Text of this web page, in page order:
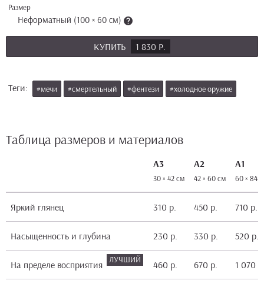
Размер
Неформатный (100 × 60 см)
КУПИТЬ 1 830 Р.
Теги: #мечи #смертельный #фентези #холодное оружие
Таблица размеров и материалов
А3
30 × 42 см
А2
42 × 60 см
А1
60 × 84
Яркий глянец 310 р. 450 р. 710 р.
Насыщенность и глубина 230 р. 330 р. 520 р.
На пределе восприятия 460 р. 670 р. 1 070